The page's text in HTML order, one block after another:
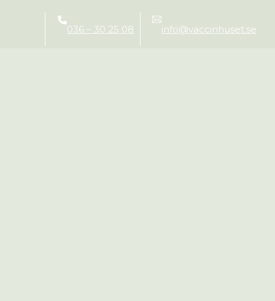
036 – 30 25 08 info@vaccinhuset.se